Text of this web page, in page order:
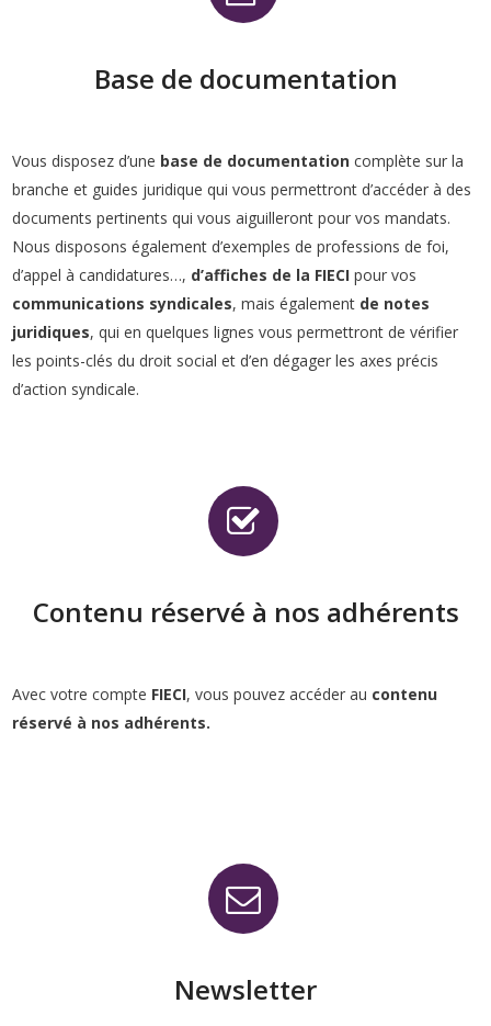
Base de documentation
Vous disposez d’une base de documentation complète sur la
branche et guides juridique qui vous permettront d’accéder à des
documents pertinents qui vous aiguilleront pour vos mandats.
Nous disposons également d’exemples de professions de foi,
d’appel à candidatures…, d’affiches de la FIECI pour vos
communications syndicales, mais également de notes
juridiques, qui en quelques lignes vous permettront de vérifier
les points-clés du droit social et d’en dégager les axes précis
d’action syndicale.
Contenu réservé à nos adhérents
Avec votre compte FIECI, vous pouvez accéder au contenu
réservé à nos adhérents.
Newsletter